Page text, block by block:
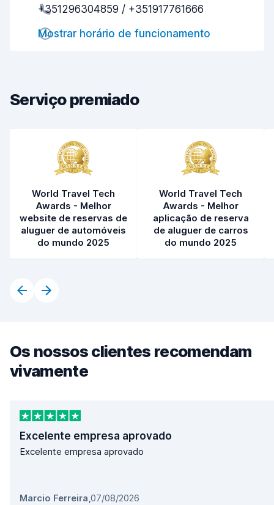
Rapidez do levantamento
Rapidez da devolução
Estado do carro
+351296304859 / +351917761666
Mostrar horário de funcionamento
Serviço premiado
World Travel Tech
Awards - Melhor
website de reservas de
aluguer de automóveis
do mundo 2025
World Travel Tech
Awards - Melhor
aplicação de reserva
de aluguer de carros
do mundo 2025
Os nossos clientes recomendam
vivamente
Excelente empresa aprovado
Excelente empresa aprovado
Marcio Ferreira,07/08/2026